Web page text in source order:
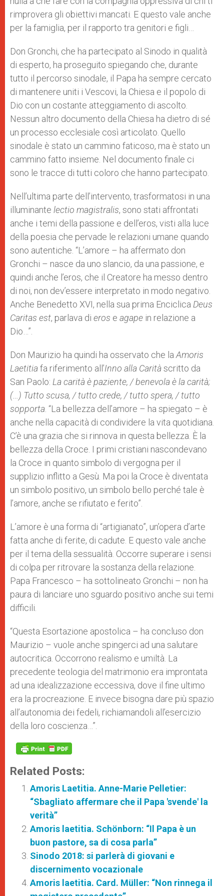
rimprovera gli obiettivi mancati. E questo vale anche
per la famiglia, per il rapporto tra genitori e figli…
Don Gronchi, che ha partecipato al Sinodo in qualità
di esperto, ha proseguito spiegando che, durante
tutto il percorso sinodale, il Papa ha sempre cercato
di mantenere uniti i Vescovi, la Chiesa e il popolo di
Dio con un costante atteggiamento di ascolto.
Nessun altro documento della Chiesa ha dietro di sé
un processo ecclesiale così articolato. Quello
sinodale è stato un cammino faticoso, ma è stato un
cammino fatto insieme. Nel documento finale ci
sono le tracce di tutti coloro che hanno partecipato.
Nell’ultima parte dell’intervento, trasformatosi in una
illuminante lectio magistralis, sono stati affrontati
anche i temi della passione e dell’eros, visti alla luce
della poesia che pervade le relazioni umane quando
sono autentiche. “L’amore – ha affermato don
Gronchi – nasce da uno slancio, da una passione, e
quindi anche l’eros, che il Creatore ha messo dentro
di noi, non dev’essere interpretato in modo negativo.
Anche Benedetto XVI, nella sua prima Enciclica Deus
Caritas est, parlava di eros e agape in relazione a
Dio…”.
Don Maurizio ha quindi ha osservato che la Amoris
Laetitiafa riferimento all’Inno alla Caritàscritto da
San Paolo: La carità è paziente, / benevola è la carità;
(…) Tutto scusa, / tutto crede, / tutto spera, / tutto
sopporta . “La bellezza dell’amore – ha spiegato – è
anche nella capacità di condividere la vita quotidiana.
C’è una grazia che si rinnova in questa bellezza. È la
bellezza della Croce. I primi cristiani nascondevano
la Croce in quanto simbolo di vergogna per il
supplizio inflitto a Gesù. Ma poi la Croce è diventata
un simbolo positivo, un simbolo bello perché tale è
l’amore, anche se rifiutato e ferito”.
L’amore è una forma di “artigianato”, un’opera d’arte
fatta anche di ferite, di cadute. E questo vale anche
per il tema della sessualità. Occorre superare i sensi
di colpa per ritrovare la sostanza della relazione.
Papa Francesco – ha sottolineato Gronchi – non ha
paura di lanciare uno sguardo positivo anche sui temi
difficili.
“Questa Esortazione apostolica – ha concluso don
Maurizio – vuole anche spingerci ad una salutare
autocritica. Occorrono realismo e umiltà. La
precedente teologia del matrimonio era improntata
ad una idealizzazione eccessiva, dove il fine ultimo
era la procreazione. E invece bisogna dare più spazio
all’autonomia dei fedeli, richiamandoli all’esercizio
della loro coscienza…”.
Related Posts:
Amoris Laetitia. Anne-Marie Pelletier:
“Sbagliato affermare che il Papa 'svende' la
verità”
Amoris laetitia. Schönborn: “Il Papa è un
buon pastore, sa di cosa parla”
Sinodo 2018: si parlerà di giovani e
discernimento vocazionale
Amoris laetitia. Card. Müller: “Non rinnega il